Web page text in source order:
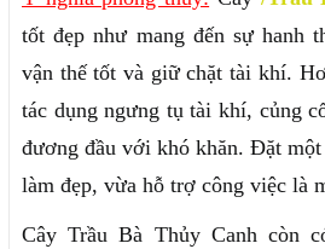
tốt đẹp như mang đến sự hanh
vận thế tốt và giữ chặt tài khí.
tác dụng ngưng tụ tài khí, củng
đương đầu với khó khăn. Đặt
làm đẹp, vừa hỗ trợ công việc là
Cây Trầu Bà Thủy Canh còn